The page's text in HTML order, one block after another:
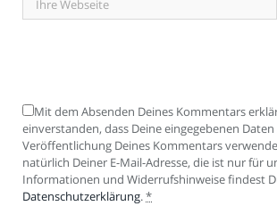
Mit dem Absenden Deines Kommentars
einverstanden, dass Deine eingegebenen
Veröffentlichung Deines Kommentars
natürlich Deiner E-Mail-Adresse, die ist nur für
Informationen und Widerrufshinweise findest
Datenschutzerklärung.*